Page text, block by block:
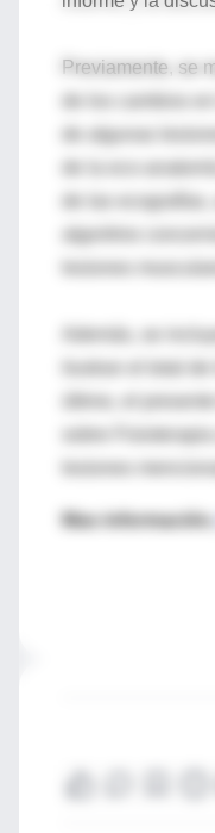
Previamente, se
de algunas
de la eco-
de las
algoritmo
lesiones
Además, se
sobre
Mas información,